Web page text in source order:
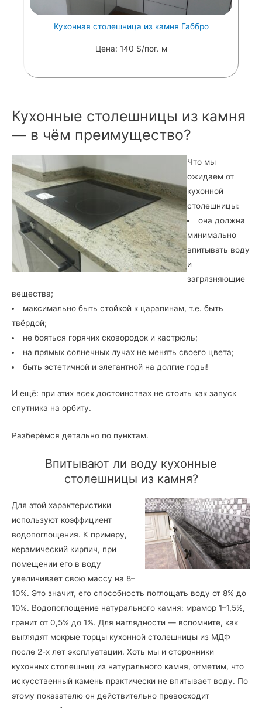
Кухонная столешница из камня Габбро
Цена: 140 $/пог. м
Кухонные столешницы из камня
— в чём преимущество?
Что мы
ожидаем от
кухонной
столешницы:
она должна
минимально
впитывать воду
и
загрязняющие
вещества;
максимально быть стойкой к царапинам, т.е. быть
твёрдой;
не бояться горячих сковородок и кастрюль;
на прямых солнечных лучах не менять своего цвета;
быть эстетичной и элегантной на долгие годы!
И ещё: при этих всех достоинствах не стоить как запуск
спутника на орбиту.
Разберёмся детально по пунктам.
Впитывают ли воду кухонные
столешницы из камня?
Для этой характеристики
используют коэффициент
водопоглощения. К примеру,
керамический кирпич, при
помещении его в воду
увеличивает свою массу на 8–
10%. Это значит, его способность поглощать воду от 8% до
10%. Водопоглощение натурального камня: мрамор 1–1,5%,
гранит от 0,5% до 1%. Для наглядности — вспомните, как
выглядят мокрые торцы кухонной столешницы из МДФ
после 2-х лет эксплуатации. Хоть мы и сторонники
кухонных столешниц из натурального камня, отметим, что
искусственный камень практически не впитывает воду. По
этому показателю он действительно превосходит